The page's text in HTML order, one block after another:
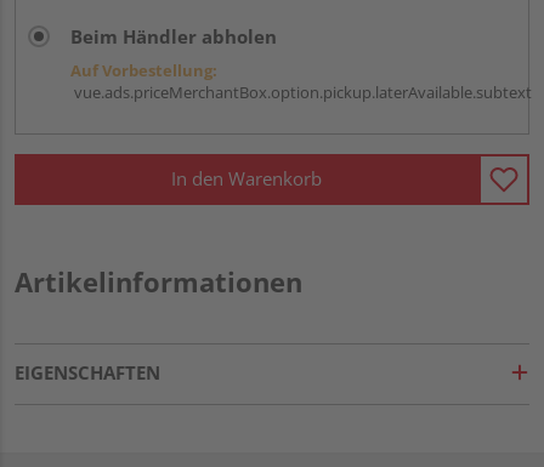
Beim Händler abholen
Auf Vorbestellung:
vue.ads.priceMerchantBox.option.pickup.laterAvailable.subtext
In den Warenkorb
Artikelinformationen
EIGENSCHAFTEN